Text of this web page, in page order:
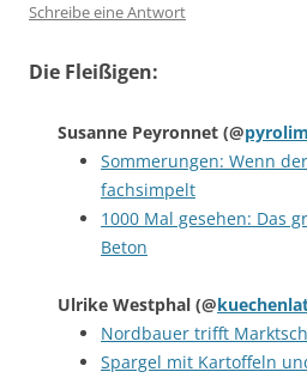
Schreibe eine Antwort
Die Fleißigen:
Susanne Peyronnet (@pyrolim
Sommerungen: Wenn
fachsimpelt
1000 Mal gesehen: Das
Beton
Ulrike Westphal (@
Nordbauer trifft
Spargel mit Kartoffeln